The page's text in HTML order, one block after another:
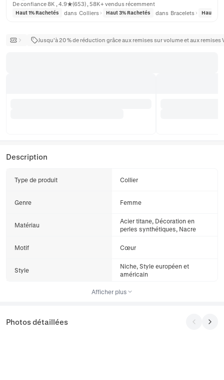
De confiance 8K , 4.9★(653) , 58K+ vendus récemment
Haut 1% Rachetés dans Colliers Haut 3% Rachetés dans Bracelets Haut 3%
Jusqu’à 20 % de réduction grâce aux remises sur volume et aux remises
Description
Type de produit Collier
Genre Femme
Matériau
Acier titane, Décoration en
perles synthétiques, Nacre
Motif Cœur
Style
Niche, Style européen et
américain
Afficher plus
Photos détaillées